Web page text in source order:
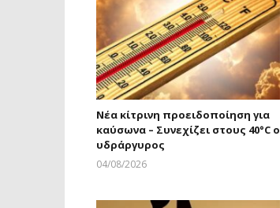
Νέα κίτρινη προειδοποίηση για
καύσωνα – Συνεχίζει στους 40°C ο
υδράργυρος
04/08/2026